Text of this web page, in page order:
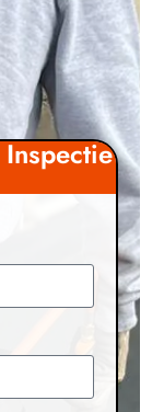
Inspectie